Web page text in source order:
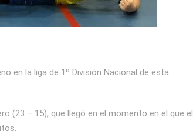
en la liga de 1º División Nacional de esta
(23 – 15), que llegó en el momento en el que el